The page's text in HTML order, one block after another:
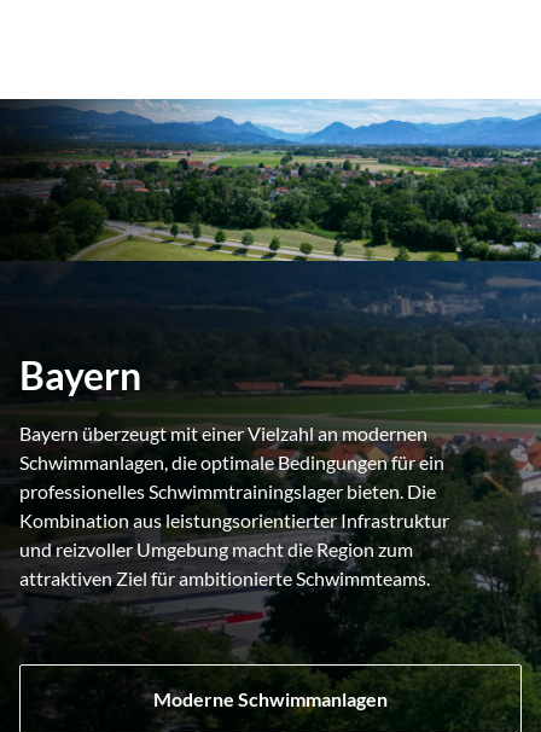
Bayern
Bayern überzeugt mit einer Vielzahl an modernen
Schwimmanlagen, die optimale Bedingungen für ein
professionelles Schwimmtrainingslager bieten. Die
Kombination aus leistungsorientierter Infrastruktur
und reizvoller Umgebung macht die Region zum
attraktiven Ziel für ambitionierte Schwimmteams.
Moderne Schwimmanlagen